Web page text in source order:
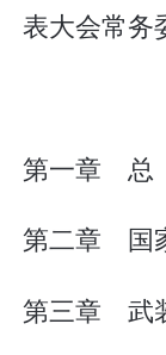
表大会常务
第一章
第二章 国
第三章 武